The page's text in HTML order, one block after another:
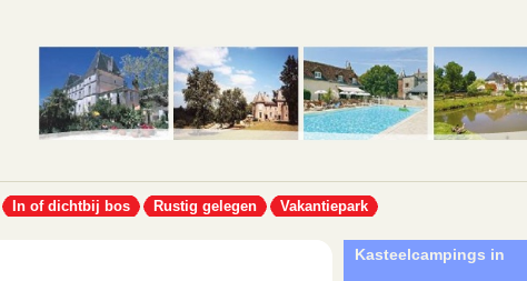
In of dichtbij bos Rustig gelegen Vakantiepark
Kasteelcampings in